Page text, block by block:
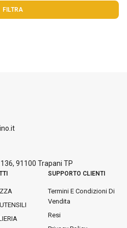
FILTRA
91100 Trapani TP
SUPPORTO CLIENTI
Termini E Condizioni Di
Vendita
Resi
NECESSARI